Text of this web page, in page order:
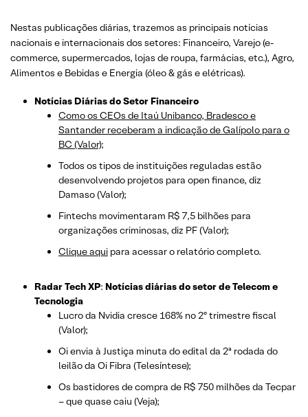
Nestas publicações diárias, trazemos as principais notícias
nacionais e internacionais dos setores: Financeiro, Varejo(e-
commerce, supermercados, lojas de roupa, farmácias, etc.), Agro,
Alimentos e Bebidas e Energia (óleo & gás e elétricas).
Notícias Diárias do Setor Financeiro
Como os CEOs de Itaú Unibanco, Bradesco e
Santander receberam a indicação de Galípolo para o
BC (Valor);
Todos os tipos de instituições reguladas estão
desenvolvendo projetos para open finance, diz
Damaso (Valor);
Fintechs movimentaram R$ 7,5 bilhões para
organizações criminosas, diz PF (Valor);
Clique aqui para acessar o relatório completo.
Radar Tech XP: Notícias diárias do setor de Telecom e
Tecnologia
Lucro da Nvidia cresce 168% no 2º trimestre fiscal
(Valor);
Oi envia à Justiça minuta do edital da 2ª rodada do
leilão da Oi Fibra (Telesíntese);
Os bastidores de compra de R$ 750 milhões da Tecpar
– que quase caiu (Veja);